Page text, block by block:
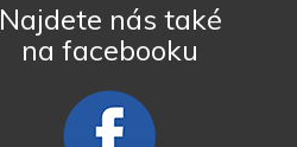
Najdete nás také
na facebooku